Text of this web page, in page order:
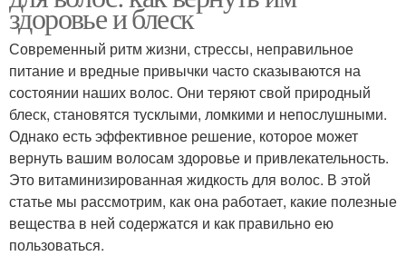
здоровье и блеск
Современный ритм жизни, стрессы, неправильное
питание и вредные привычки часто сказываются на
состоянии наших волос. Они теряют свой природный
блеск, становятся тусклыми, ломкими и непослушными.
Однако есть эффективное решение, которое может
вернуть вашим волосам здоровье и привлекательность.
Это витаминизированная жидкость для волос. В этой
статье мы рассмотрим, как она работает, какие полезные
вещества в ней содержатся и как правильно ею
пользоваться.